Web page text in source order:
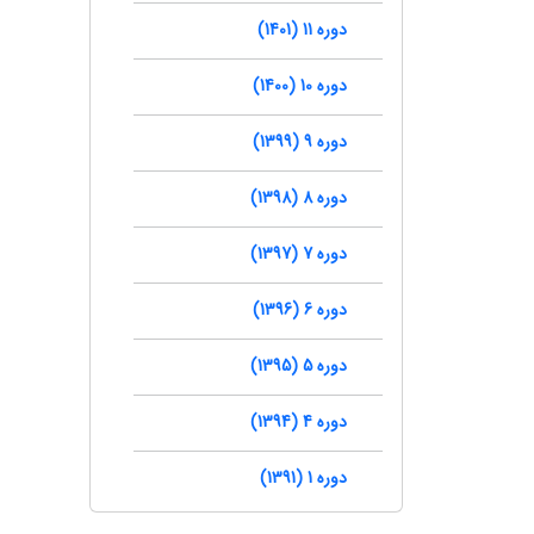
دوره 11 (1401)
دوره 10 (1400)
دوره 9 (1399)
دوره 8 (1398)
دوره 7 (1397)
دوره 6 (1396)
دوره 5 (1395)
دوره 4 (1394)
دوره 1 (1391)